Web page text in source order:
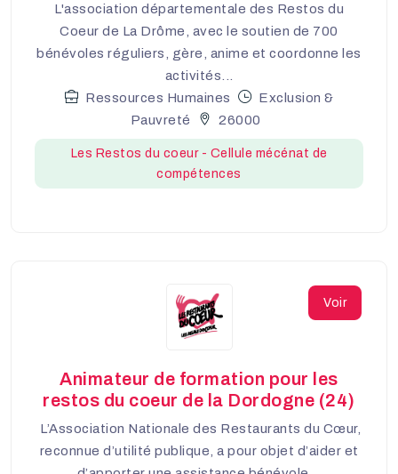
L'association départementale des Restos du
Coeur de La Drôme, avec le soutien de 700
bénévoles réguliers, gère, anime et coordonne les
activités...
Ressources Humaines
Exclusion &
Pauvreté
26000
Les Restos du coeur - Cellule mécénat de
compétences
Voir
Animateur de formation pour les
restos du coeur de la Dordogne (24)
L’Association Nationale des Restaurants du Cœur,
reconnue d’utilité publique, a pour objet d’aider et